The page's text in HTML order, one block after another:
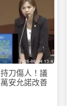
刀傷人！議
安允諾改善